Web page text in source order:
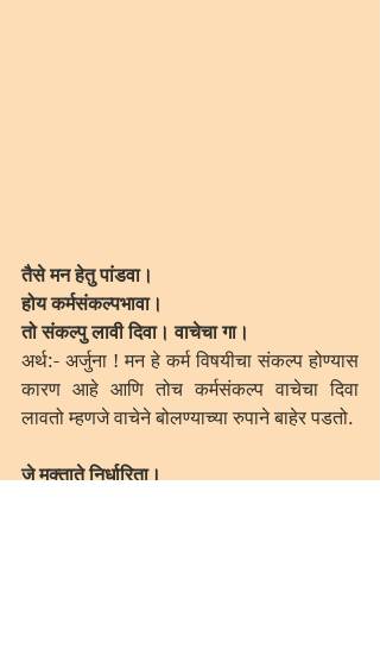
तैसे मन हेतु पांडवा।
होय कर्मसंकल्पभावा।
तो संकल्पु लावी दिवा। वाचेचा गा।
अर्थ:- अर्जुना ! मन हे कर्म विषयीचा संकल्प होण्यास
कारण आहे आणि तोच कर्मसंकल्प वाचेचा दिवा
लावतो म्हणजे वाचेने बोलण्याच्या रुपाने बाहेर पडतो.
जे मुक्ताते निर्धारिता।